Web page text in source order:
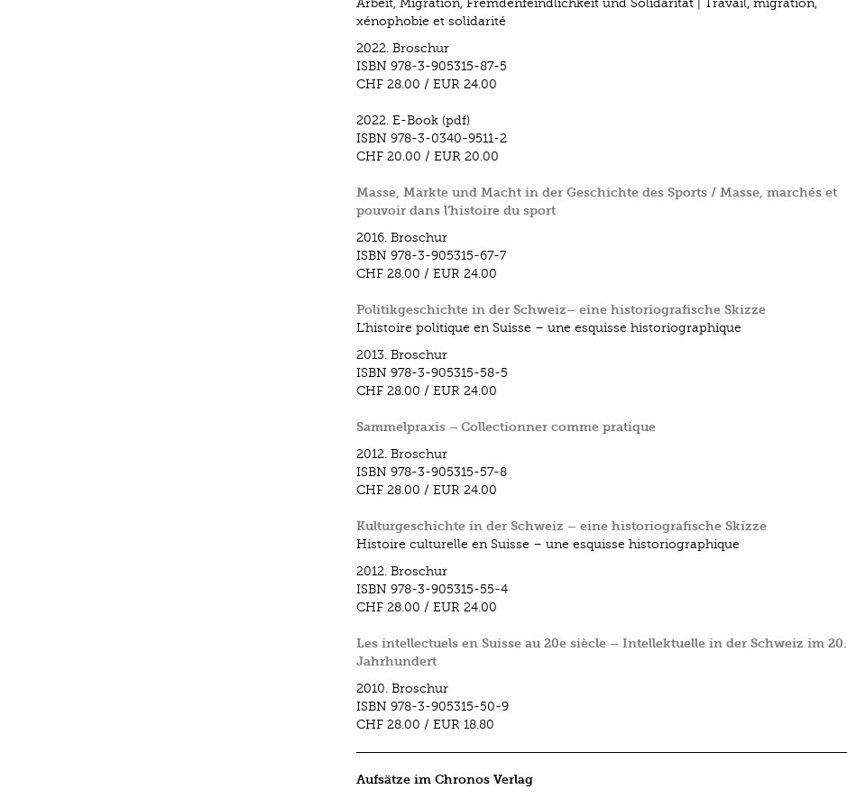
Arbeit, Migration, Fremden­feindlichkeit und Solidarität | Travail, migration,
xénophobie et solidarité
2022. Broschur
ISBN 978-3-905315-87-5
CHF 28.00 / EUR 24.00
2022. E-Book (pdf)
ISBN 978-3-0340-9511-2
CHF 20.00 / EUR 20.00
Masse, Märkte und Macht in der Geschichte des Sports / Masse, marchés et
pouvoir dans l’histoire du sport
2016. Broschur
ISBN 978-3-905315-67-7
CHF 28.00 / EUR 24.00
Politikgeschichte in der Schweiz– eine historiografische Skizze
L’histoire politique en Suisse – une esquisse historiographique
2013. Broschur
ISBN 978-3-905315-58-5
CHF 28.00 / EUR 24.00
Sammelpraxis – Collectionner comme pratique
2012. Broschur
ISBN 978-3-905315-57-8
CHF 28.00 / EUR 24.00
Kulturgeschichte in der Schweiz – eine historiografische Skizze
Histoire culturelle en Suisse – une esquisse historiographique
2012. Broschur
ISBN 978-3-905315-55-4
CHF 28.00 / EUR 24.00
Les intellectuels en Suisse au 20e siècle – Intellektuelle in der Schweiz im 20.
Jahrhundert
2010. Broschur
ISBN 978-3-905315-50-9
CHF 28.00 / EUR 18.80
Aufsätze im Chronos Verlag